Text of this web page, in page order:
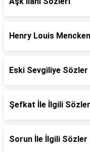
Henry Louis
Eski Sevgiliye Sözler
Şefkat İle İlgili Sözler
Sorun İle İlgili Sözler